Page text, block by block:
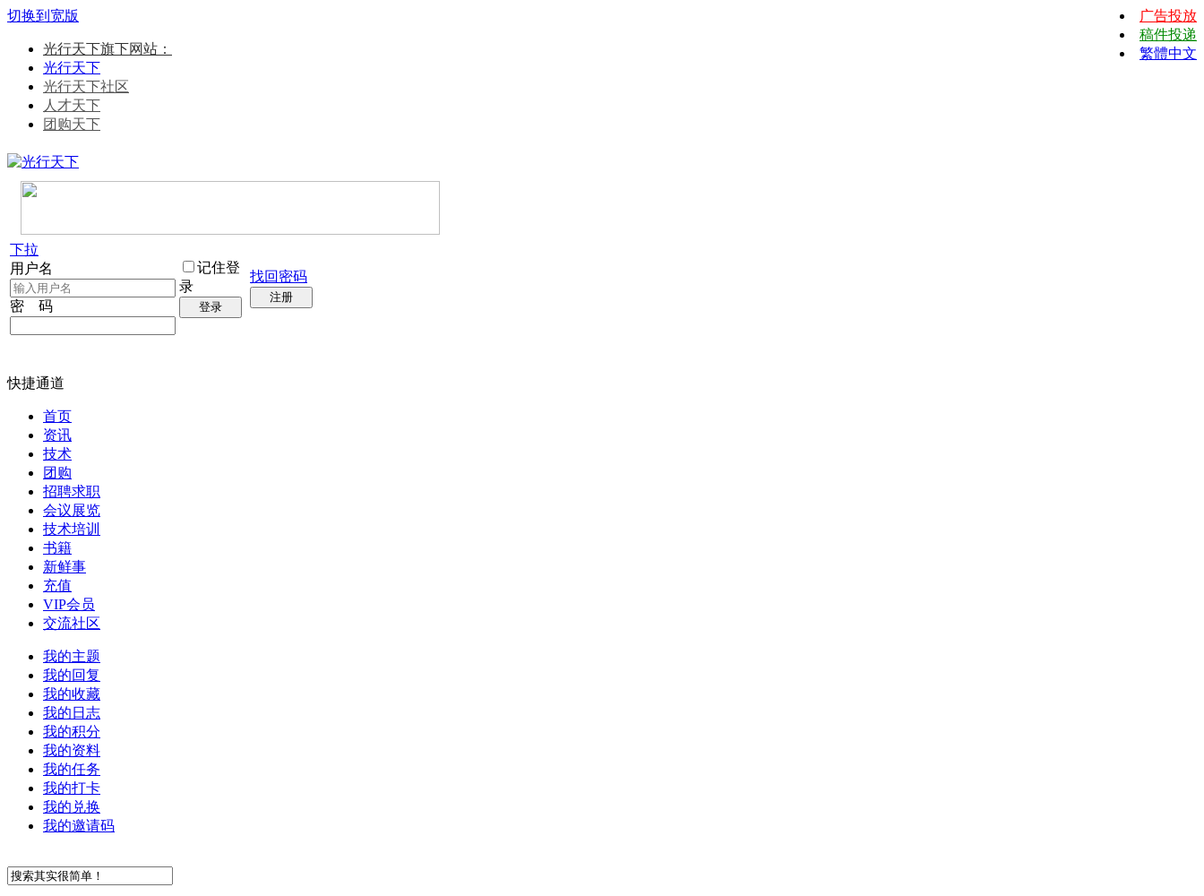
切换到宽版
广告投放
稿件投递
繁體中文
光行天下旗下网站：
光行天下
光行天下社区
人才天下
团购天下
下拉
用户名
密 码
记住登
录
登录
找回密码
注册
快捷通道
首页
资讯
技术
团购
招聘求职
会议展览
技术培训
书籍
新鲜事
充值
VIP会员
交流社区
我的主题
我的回复
我的收藏
我的日志
我的积分
我的资料
我的任务
我的打卡
我的兑换
我的邀请码